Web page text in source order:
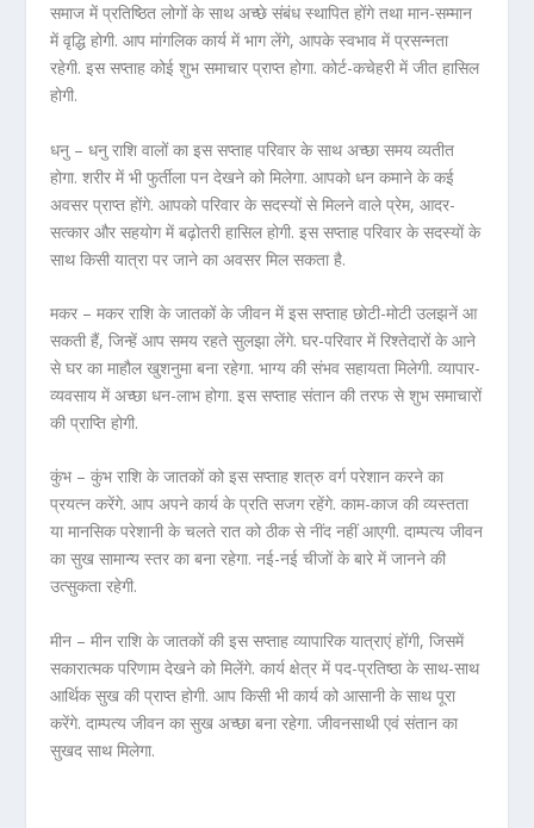
समाज में प्रतिष्ठित लोगों के साथ अच्छे संबंध स्थापित होंगे तथा मान-सम्मान
में वृद्धि होगी. आप मांगलिक कार्य में भाग लेंगे, आपके स्वभाव में प्रसन्नता
रहेगी. इस सप्ताह कोई शुभ समाचार प्राप्त होगा. कोर्ट-कचेहरी में जीत हासिल
होगी.
धनु – धनु राशि वालों का इस सप्ताह परिवार के साथ अच्छा समय व्यतीत
होगा. शरीर में भी फुर्तीला पन देखने को मिलेगा. आपको धन कमाने के कई
अवसर प्राप्त होंगे. आपको परिवार के सदस्यों से मिलने वाले प्रेम, आदर-
सत्कार और सहयोग में बढ़ोतरी हासिल होगी. इस सप्ताह परिवार के सदस्यों के
साथ किसी यात्रा पर जाने का अवसर मिल सकता है.
मकर – मकर राशि के जातकों के जीवन में इस सप्ताह छोटी-मोटी उलझनें आ
सकती हैं, जिन्हें आप समय रहते सुलझा लेंगे. घर-परिवार में रिश्तेदारों के आने
से घर का माहौल खुशनुमा बना रहेगा. भाग्य की संभव सहायता मिलेगी. व्यापार-
व्यवसाय में अच्छा धन-लाभ होगा. इस सप्ताह संतान की तरफ से शुभ समाचारों
की प्राप्ति होगी.
कुंभ – कुंभ राशि के जातकों को इस सप्ताह शत्रु वर्ग परेशान करने का
प्रयत्न करेंगे. आप अपने कार्य के प्रति सजग रहेंगे. काम-काज की व्यस्तता
या मानसिक परेशानी के चलते रात को ठीक से नींद नहीं आएगी. दाम्पत्य जीवन
का सुख सामान्य स्तर का बना रहेगा. नई-नई चीजों के बारे में जानने की
उत्सुकता रहेगी.
मीन – मीन राशि के जातकों की इस सप्ताह व्यापारिक यात्राएं होंगी, जिसमें
सकारात्मक परिणाम देखने को मिलेंगे. कार्य क्षेत्र में पद-प्रतिष्ठा के साथ-साथ
आर्थिक सुख की प्राप्त होगी. आप किसी भी कार्य को आसानी के साथ पूरा
करेंगे. दाम्पत्य जीवन का सुख अच्छा बना रहेगा. जीवनसाथी एवं संतान का
सुखद साथ मिलेगा.